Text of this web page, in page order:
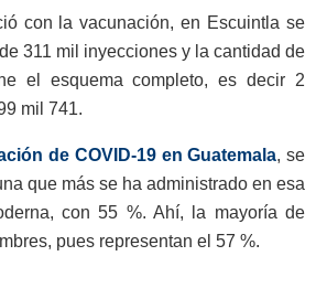
con la vacunación, en Escuintla se
311 mil inyecciones y la cantidad de
el esquema completo, es decir 2
mil 741.
de COVID-19 en Guatemala, se
que más se ha administrado en esa
con 55 %. Ahí, la mayoría de
pues representan el 57 %.